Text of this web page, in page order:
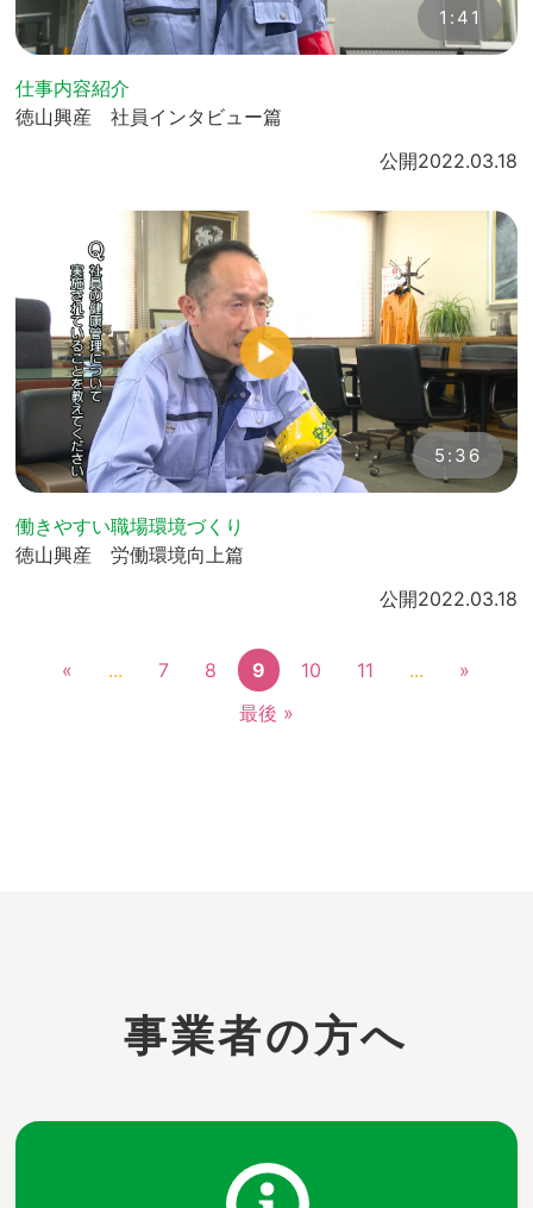
1:41
仕事内容紹介
徳山興産 社員インタビュー篇
公開2022.03.18
5:36
働きやすい職場環境づくり
徳山興産 労働環境向上篇
公開2022.03.18
« ... 7 8 9 10 11 ...
»
最後 »
事業者の方へ